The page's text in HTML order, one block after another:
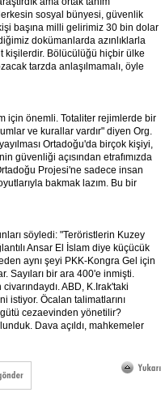
sosyal bünyesi, güvenlik
başına milli gelirimiz 30 bin dolar
dokümanlarda azınlıklarla
kişilerdir. Bölücülüğü hiçbir ülke
tarzda anlaşılmamalı, öyle
için önemli. Totaliter rejimlerde bir
ve kurallar vardır" diyen Org.
Ortadoğu'da birçok kişiyi,
güvenliği açısından etrafımızda
Projesi'ne sadece insan
bakmak lazım. Bu bir
söyledi: "Teröristlerin Kuzey
Ansar El İslam diye küçücük
aynı şeyi PKK-Kongra Gel için
Sayıları bir ara 400'e inmişti.
ABD, K.Irak'taki
istiyor. Öcalan talimatlarını
cezaevinden yönetilir?
Dava açıldı, mahkemeler